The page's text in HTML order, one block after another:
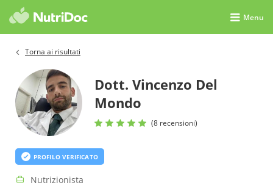
Menu
Torna ai risultati
Dott. Vincenzo Del
Mondo
(8 recensioni)
PROFILO VERIFICATO
Nutrizionista